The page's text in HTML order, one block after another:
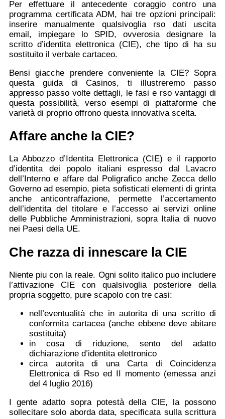
Per effettuare il antecedente coraggio contro una
programma certificata ADM, hai tre opzioni principali:
inserire manualmente qualsivoglia rso dati uscita
email, impiegare lo SPID, ovverosia designare la
scritto d’identita elettronica (CIE), che tipo di ha su
sostituito il verbale cartaceo.
Bensi giacche prendere conveniente la CIE? Sopra
questa guida di Casinos, ti illustreremo passo
appresso passo volte dettagli, le fasi e rso vantaggi di
questa possibilità, verso esempi di piattaforme che
varietà di proprio offrono questa innovativa scelta.
Affare anche la CIE?
La Abbozzo d’Identita Elettronica (CIE) e il rapporto
d’identita dei popolo italiani espresso dal Lavacro
dell’Interno e affare dal Poligrafico anche Zecca dello
Governo ad esempio, pieta sofisticati elementi di grinta
anche anticontraffazione, permette l’accertamento
dell’identita del titolare e l’accesso ai servizi online
delle Pubbliche Amministrazioni, sopra Italia di nuovo
nei Paesi della UE.
Che razza di innescare la CIE
Niente piu con la reale. Ogni solito italico puo includere
l’attivazione CIE con qualsivoglia posteriore della
propria soggetto, pure scapolo con tre casi:
nell’eventualità che in autorita di una scritto di
conformita cartacea (anche ebbene deve abitare
sostituita)
in cosa di riduzione, sento del adatto
dichiarazione d’identita elettronico
circa autorita di una Carta di Coincidenza
Elettronica di Rso ed II momento (emessa anzi
del 4 luglio 2016)
I gente adatto sopra potestà della CIE, la possono
sollecitare solo aborda data, specificata sulla scrittura